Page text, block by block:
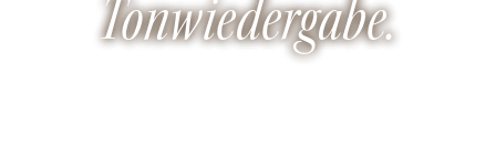
Tonwiedergabe.